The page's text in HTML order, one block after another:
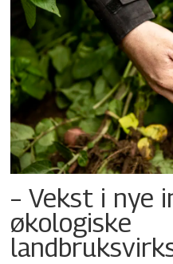
– Vekst i nye
økologiske